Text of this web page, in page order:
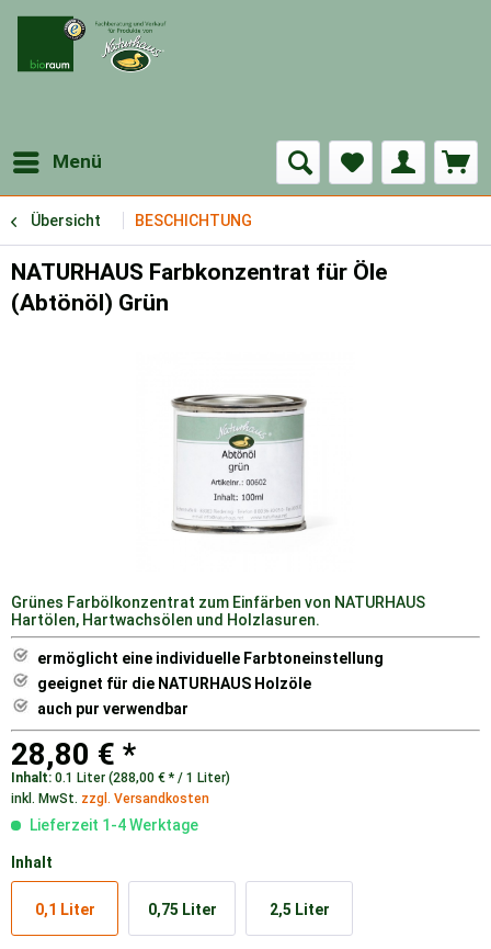
Menü
Übersicht BESCHICHTUNG
NATURHAUS Farbkonzentrat für Öle
(Abtönöl) Grün
Grünes Farbölkonzentrat zum Einfärben von NATURHAUS
Hartölen, Hartwachsölen und Holzlasuren.
ermöglicht eine individuelle Farbtoneinstellung
geeignet für die NATURHAUS Holzöle
auch pur verwendbar
28,80 € *
Inhalt: 0.1 Liter (288,00 € * / 1 Liter)
inkl. MwSt. zzgl. Versandkosten
Lieferzeit 1-4 Werktage
Inhalt
0,1 Liter 0,75 Liter 2,5 Liter